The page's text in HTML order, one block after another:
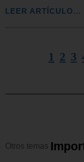
LEER ARTÍCULO...
1 2 3
Otros temas Impor